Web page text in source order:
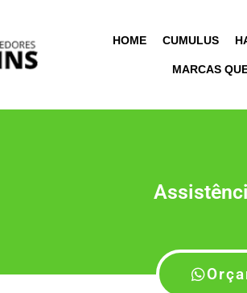
HOME CUMULUS
MARCAS